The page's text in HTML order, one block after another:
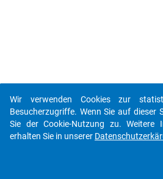
Wir verwenden Cookies zur
Besucherzugriffe. Wenn Sie auf dieser
Sie der Cookie-Nutzung zu. Weitere
erhalten Sie in unserer